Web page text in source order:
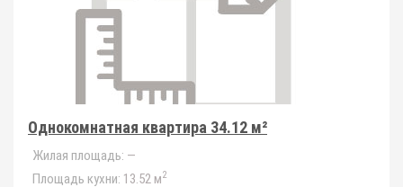
Однокомнатная квартира 34.12 м²
Жилая площадь: —
Площадь кухни: 13.52 м2